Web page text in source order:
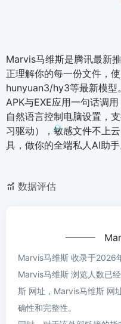
Marvis马维斯是腾讯最新
正理解你的每一份文件，
hunyuan3/hy3等最新模型
APK与EXE应用一句话调
自然语言控制电脑设置，
习驱动），敏感文件不上
具，做你的全端私人AI助手
数据评估
Marvis马维斯 收录于2026
Marvis马维斯 浏览人数已
斯 网址，Marvis马维斯 网
确性和完整性。